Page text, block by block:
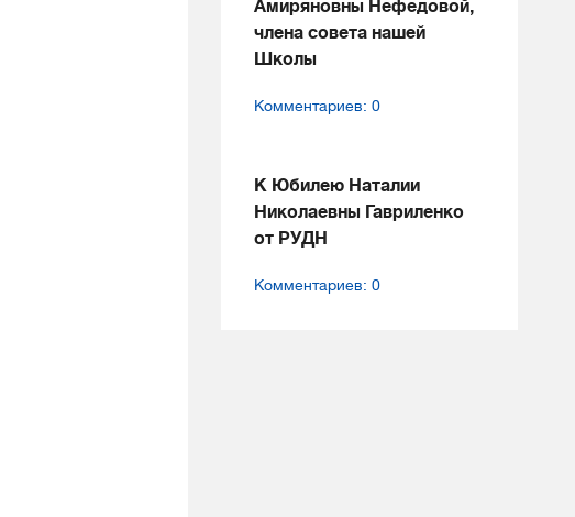
Амиряновны Нефедовой,
члена совета нашей
Школы
Комментариев: 0
К Юбилею Наталии
Николаевны Гавриленко
от РУДН
Комментариев: 0